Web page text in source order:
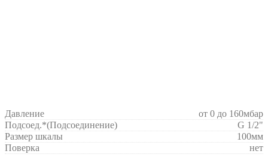
Давление
от 0 до 160мбар
Подсоед.*(Подсоединение)
G 1/2"
Размер шкалы
100мм
Поверка
нет